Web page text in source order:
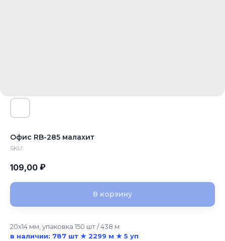
Офис RB-285 малахит
SKU:
109,00 ₽
В корзину
20x14 мм, упаковка 150 шт / 438 м
в наличии: 787 шт ★ 2299 м ★ 5 уп